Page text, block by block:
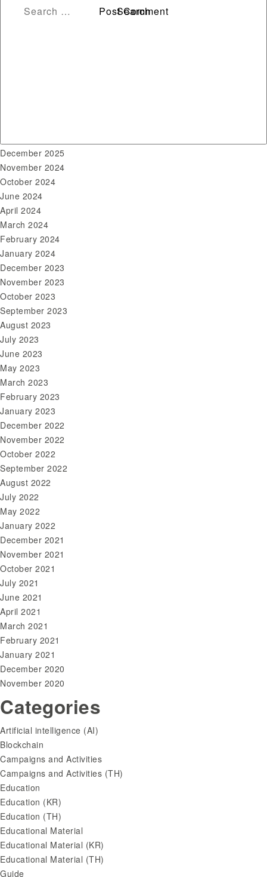
Archives
December 2025
November 2024
October 2024
June 2024
April 2024
March 2024
February 2024
January 2024
December 2023
November 2023
October 2023
September 2023
August 2023
July 2023
June 2023
May 2023
March 2023
February 2023
January 2023
December 2022
November 2022
October 2022
September 2022
August 2022
July 2022
May 2022
January 2022
December 2021
November 2021
October 2021
July 2021
June 2021
April 2021
March 2021
February 2021
January 2021
December 2020
November 2020
Categories
Artificial intelligence (AI)
Blockchain
Campaigns and Activities
Campaigns and Activities (TH)
Education
Education (KR)
Education (TH)
Educational Material
Educational Material (KR)
Educational Material (TH)
Guide